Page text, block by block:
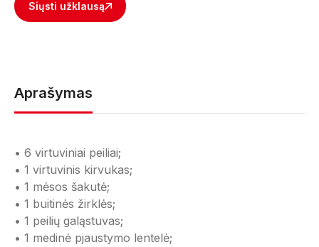
Siųsti užklausą
Aprašymas
• 6 virtuviniai peiliai;
• 1 virtuvinis kirvukas;
• 1 mėsos šakutė;
• 1 buitinės žirklės;
• 1 peilių galąstuvas;
• 1 medinė pjaustymo lentelė;